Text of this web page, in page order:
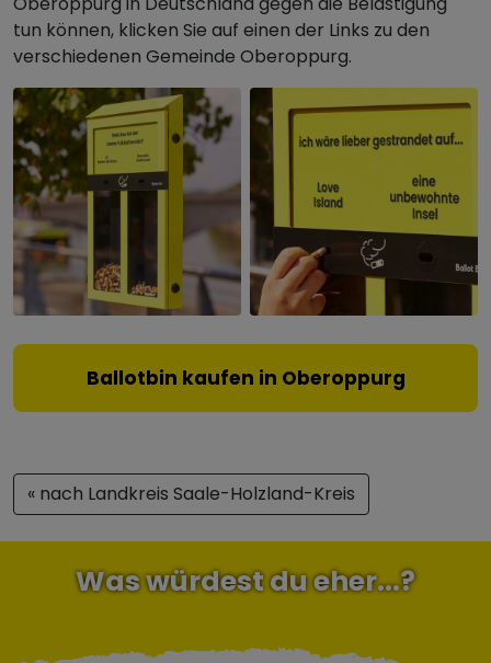
tun können, klicken Sie auf einen der Links zu den
verschiedenen Gemeinde Oberoppurg.
Ballotbin kaufen in Oberoppurg
« nach Landkreis Saale-Holzland-Kreis
Was würdest du eher...?